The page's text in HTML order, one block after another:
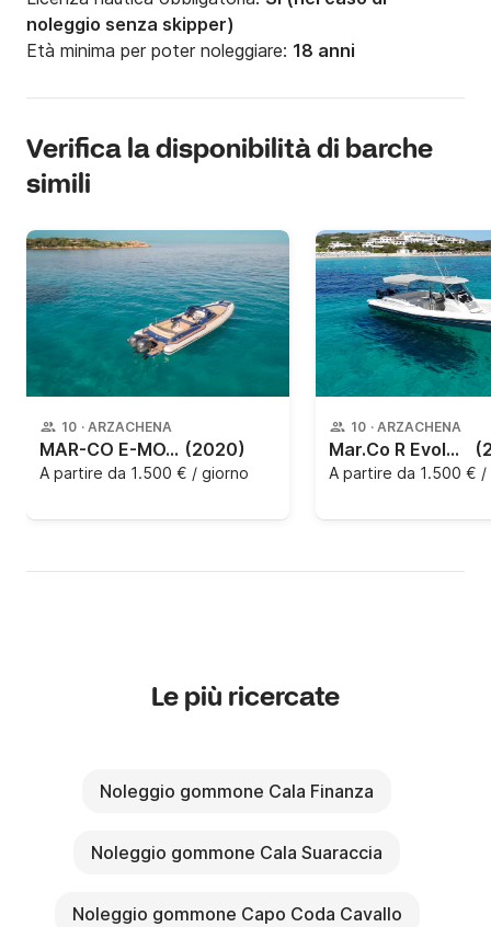
noleggio senza skipper)
Età minima per poter noleggiare: 18 anni
Verifica la disponibilità di barche
simili
10 · ARZACHENA
MAR-CO E-MOTION 32 (2020)
A partire da 1.500 € / giorno
10 · ARZACHENA
Mar.Co R Evolution 35 2x300cv
A partire da 1.500 € /
Le più ricercate
Noleggio gommone Cala Finanza
Noleggio gommone Cala Suaraccia
Noleggio gommone Capo Coda Cavallo